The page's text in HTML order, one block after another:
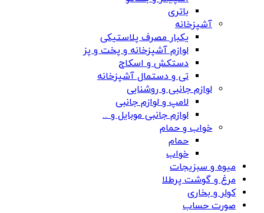
باتری
آشپزخانه
یکبار مصرف پلاستیکی
لوازم آشپزخانه و پخت و پز
دستکش و اسکاج
تی و دستمال آشپزخانه
لوازم جانبی و روشنایی
لامپ و لوازم جانبی
لوازم جانبی موبایل و ...
خواب و حمام
حمام
خواب
میوه و سبزیجات
مرغ و گوشت پرطلا
کولر و بخاری
صورت حساب